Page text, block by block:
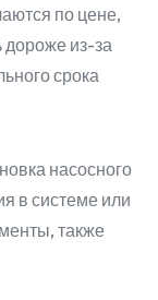
по цене,
дороже из-за
срока
насосного
в системе или
также